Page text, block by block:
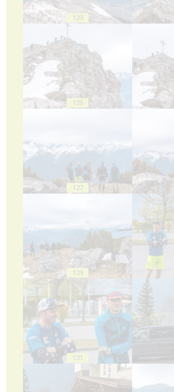
123
125
127
129
131